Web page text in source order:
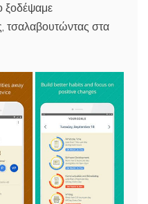
ξοδέψαμε
τσαλαβουτώντας στα